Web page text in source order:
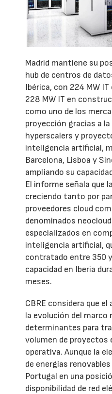
Madrid mantiene su
hub de centros de
Ibérica, con 224 MW
228 MW IT en
como uno de los
proyección gracias a
hyperscalers y
inteligencia artificial,
Barcelona, Lisboa y
ampliando su
El informe señala que
creciendo tanto por
proveedores cloud
denominados
especializados en
inteligencia artificial,
contratado entre 350 y
capacidad en Iberia
meses.
CBRE considera que
la evolución del marco
determinantes para
volumen de proyectos
operativa. Aunque la
de energías
Portugal en una
disponibilidad de red